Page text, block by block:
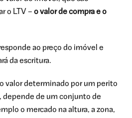
o LTV – o valor de compra e o
ao preço do imóvel e
da escritura.
valor determinado por um perito
depende de um conjunto de
o mercado na altura, a zona,